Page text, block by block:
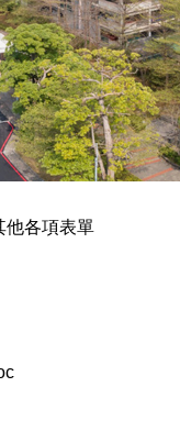
他各項表單